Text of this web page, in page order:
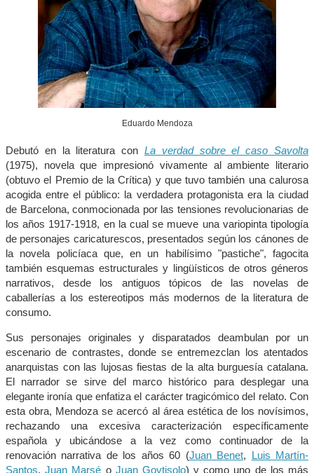
Eduardo Mendoza
Debutó en la literatura con La verdad sobre el caso Savolta
(1975), novela que impresionó vivamente al ambiente literario
(obtuvo el Premio de la Crítica) y que tuvo también una calurosa
acogida entre el público: la verdadera protagonista era la ciudad
de Barcelona, conmocionada por las tensiones revolucionarias de
los años 1917-1918, en la cual se mueve una variopinta tipología
de personajes caricaturescos, presentados según los cánones de
la novela policíaca que, en un habilísimo "pastiche", fagocita
también esquemas estructurales y lingüísticos de otros géneros
narrativos, desde los antiguos tópicos de las novelas de
caballerías a los estereotipos más modernos de la literatura de
consumo.
Sus personajes originales y disparatados deambulan por un
escenario de contrastes, donde se entremezclan los atentados
anarquistas con las lujosas fiestas de la alta burguesía catalana.
El narrador se sirve del marco histórico para desplegar una
elegante ironía que enfatiza el carácter tragicómico del relato. Con
esta obra, Mendoza se acercó al área estética de los novísimos,
rechazando una excesiva caracterización específicamente
española y ubicándose a la vez como continuador de la
renovación narrativa de los años 60 (Juan Benet, Luis Martín-
Santos,Juan Marsé o Juan Goytisolo) y como uno de los más